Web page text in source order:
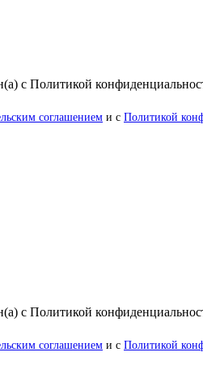
с Политикой
соглашением и с Политикой
с Политикой
соглашением и с Политикой